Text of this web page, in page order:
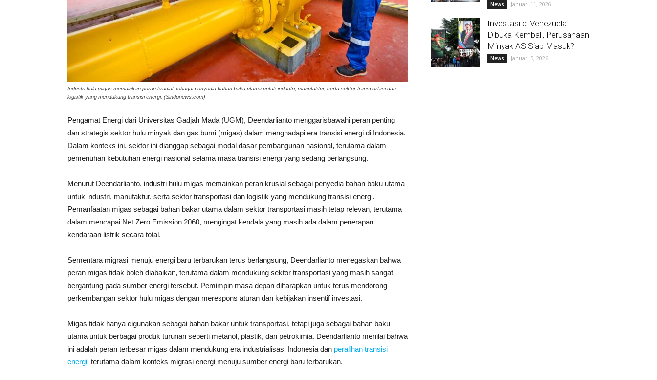
Industri hulu migas memainkan peran krusial sebagai penyedia bahan baku utama untuk industri, manufaktur, serta sektor transportasi dan
logistik yang mendukung transisi energi. (Sindonews.com)
Pengamat Energi dari Universitas Gadjah Mada (UGM), Deendarlianto menggarisbawahi peran penting
dan strategis sektor hulu minyak dan gas bumi (migas) dalam menghadapi era transisi energi di Indonesia.
Dalam konteks ini, sektor ini dianggap sebagai modal dasar pembangunan nasional, terutama dalam
pemenuhan kebutuhan energi nasional selama masa transisi energi yang sedang berlangsung.
Menurut Deendarlianto, industri hulu migas memainkan peran krusial sebagai penyedia bahan baku utama
untuk industri, manufaktur, serta sektor transportasi dan logistik yang mendukung transisi energi.
Pemanfaatan migas sebagai bahan bakar utama dalam sektor transportasi masih tetap relevan, terutama
dalam mencapai Net Zero Emission 2060, mengingat kendala yang masih ada dalam penerapan
kendaraan listrik secara total.
Sementara migrasi menuju energi baru terbarukan terus berlangsung, Deendarlianto menegaskan bahwa
peran migas tidak boleh diabaikan, terutama dalam mendukung sektor transportasi yang masih sangat
bergantung pada sumber energi tersebut. Pemimpin masa depan diharapkan untuk terus mendorong
perkembangan sektor hulu migas dengan merespons aturan dan kebijakan insentif investasi.
Migas tidak hanya digunakan sebagai bahan bakar untuk transportasi, tetapi juga sebagai bahan baku
utama untuk berbagai produk turunan seperti metanol, plastik, dan petrokimia. Deendarlianto menilai bahwa
ini adalah peran terbesar migas dalam mendukung era industrialisasi Indonesia dan peralihan transisi
energi, terutama dalam konteks migrasi energi menuju sumber energi baru terbarukan.
News Januari 11, 2026
Investasi di Venezuela
Dibuka Kembali, Perusahaan
Minyak AS Siap Masuk?
News Januari 5, 2026